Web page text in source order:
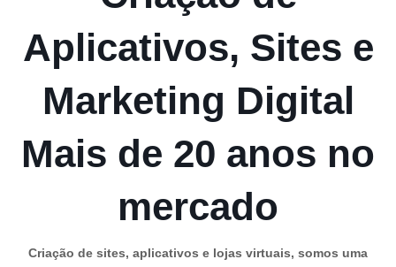
Aplicativos, Sites e
Marketing Digital
Mais de 20 anos no
mercado
Criação de sites, aplicativos e lojas virtuais, somos uma